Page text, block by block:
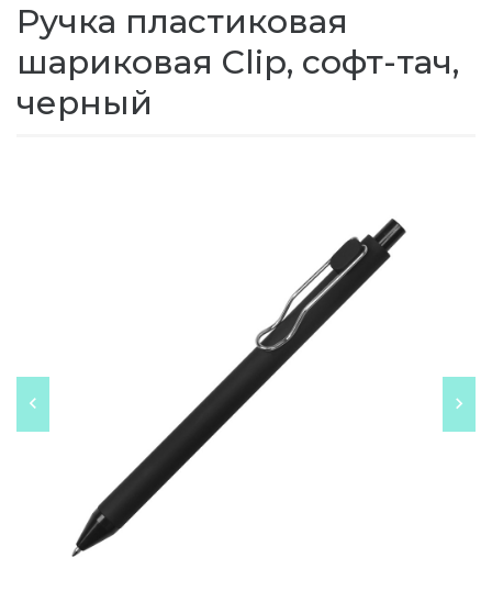
Ручка пластиковая
шариковая Clip, софт-тач,
черный